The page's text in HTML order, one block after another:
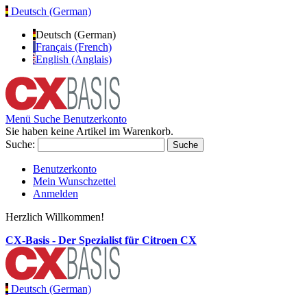
Deutsch (German)
Deutsch (German)
Français (French)
English (Anglais)
Menü Suche Benutzerkonto
Sie haben keine Artikel im Warenkorb.
Suche:
Suche
Benutzerkonto
Mein Wunschzettel
Anmelden
Herzlich Willkommen!
CX-Basis - Der Spezialist für Citroen CX
Deutsch (German)